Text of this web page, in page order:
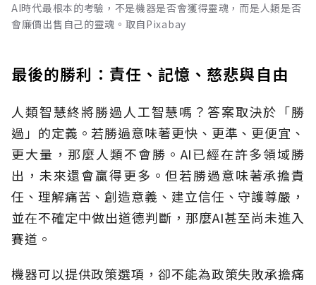
AI時代最根本的考驗，不是機器是否會獲得靈魂，而是人類是否
會廉價出售自己的靈魂。取自Pixabay
最後的勝利：責任、記憶、慈悲與自由
人類智慧終將勝過人工智慧嗎？答案取決於「勝
過」的定義。若勝過意味著更快、更準、更便宜、
更大量，那麼人類不會勝。AI已經在許多領域勝
出，未來還會贏得更多。但若勝過意味著承擔責
任、理解痛苦、創造意義、建立信任、守護尊嚴，
並在不確定中做出道德判斷，那麼AI甚至尚未進入
賽道。
機器可以提供政策選項，卻不能為政策失敗承擔痛